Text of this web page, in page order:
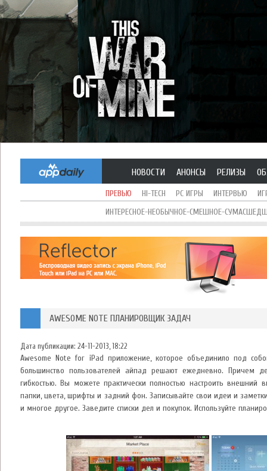
НОВОСТИ АНОНСЫ РЕЛИЗЫ
ПРЕВЬЮ HI-TECH PC ИГРЫ ИНТЕРВЬЮ
ИНТЕРЕСНОЕ-НЕОБЫЧНОЕ-СМЕШНОЕ-
AWESOME NOTE ПЛАНИРОВЩИК ЗАДАЧ
Дата публикации: 24-11-2013, 18:22
Awesome Note for iPad приложение, которое объединило под
большинство пользователей айпад решают ежедневно. Причем
гибкостью. Вы можете практически полностью настроить
папки, цвета, шрифты и задний фон. Записывайте свои идеи и
и многое другое. Заведите списки дел и покупок. Используйте